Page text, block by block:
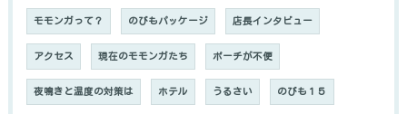
モモンガって？ のびもパッケージ 店長インタビュー
アクセス 現在のモモンガたち ポーチが不便
夜鳴きと温度の対策は ホテル うるさい のびも１５